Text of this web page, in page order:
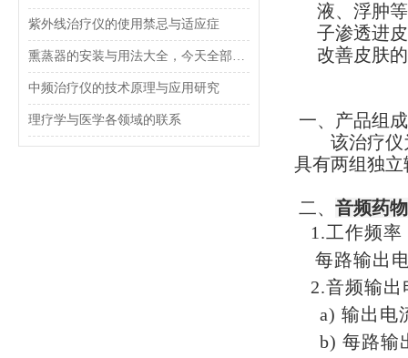
紫外线治疗仪的使用禁忌与适应症
熏蒸器的安装与用法大全，今天全部告诉你
中频治疗仪的技术原理与应用研究
理疗学与医学各领域的联系
液、浮肿
子渗透进皮
改善皮肤
一、产品组
该治疗仪
具有两组独
二、 音频药
1.工作频率
每路输出
2.音频输出
a) 输出电
b) 每路输